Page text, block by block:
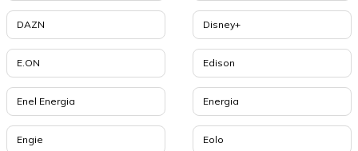
DAZN Disney+
E.ON Edison
Enel Energia Energia
Engie Eolo